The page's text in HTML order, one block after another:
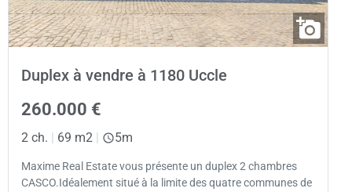
Duplex à vendre à 1180 Uccle
260.000 €
2 ch. | 69 m2 | 5m
Maxime Real Estate vous présente un duplex 2 chambres
CASCO.Idéalement situé à la limite des quatre communes de